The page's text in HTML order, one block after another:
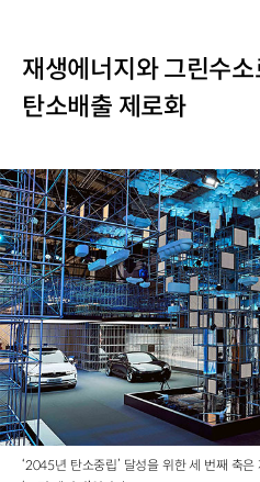
재생에너지와 그린수
탄소배출 제로화
‘2045년 탄소중립’ 달성을 위한 세 번째 축